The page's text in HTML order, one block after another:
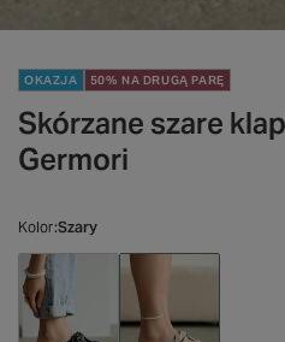
OKAZJA 50% NA DRUGĄ PARĘ
Skórzane szare
Germori
Kolor Szary